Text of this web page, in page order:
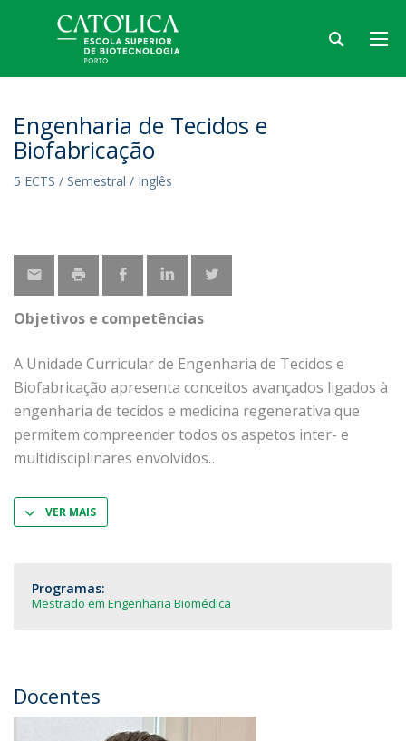
Engenharia de Tecidos e
Biofabricação
5 ECTS / Semestral / Inglês
Objetivos e competências
A Unidade Curricular de Engenharia de Tecidos e
Biofabricação apresenta conceitos avançados ligados à
engenharia de tecidos e medicina regenerativa que
permitem compreender todos os aspetos inter- e
multidisciplinares envolvidos
VER MAIS
Programas:
Mestrado em Engenharia Biomédica
Docentes